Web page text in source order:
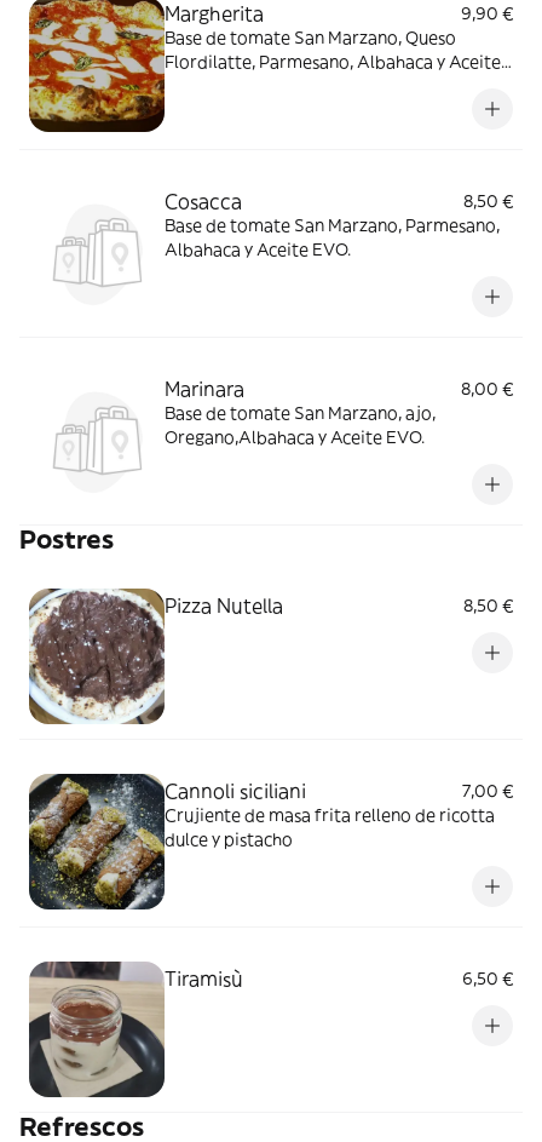
Margherita
9,90 €
Base de tomate San Marzano, Queso
Flordilatte, Parmesano, Albahaca y Aceite
Cosacca
8,50 €
Base de tomate San Marzano, Parmesano,
Albahaca y Aceite EVO.
Marinara
8,00 €
Base de tomate San Marzano, ajo,
Oregano,Albahaca y Aceite EVO.
Postres
Pizza Nutella 8,50 €
Cannoli siciliani
7,00 €
Crujiente de masa frita relleno de ricotta
dulce y pistacho
Tiramisù 6,50 €
Refrescos